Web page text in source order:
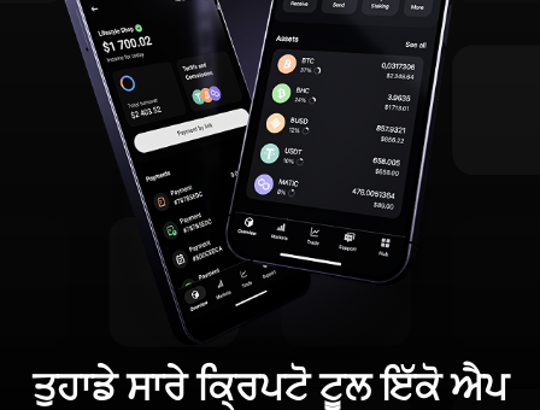
ਤੁਹਾਡੇ ਸਾਰੇ ਕ੍ਰਿਪਟੋ ਟੂਲ ਇੱਕੋ ਐਪ